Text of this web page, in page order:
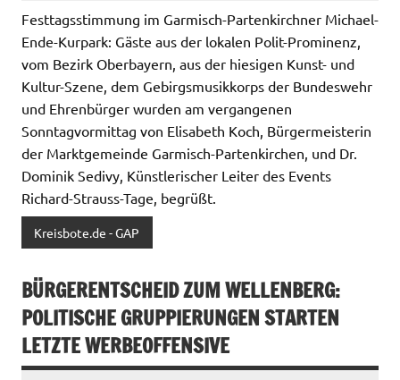
Festtagsstimmung im Garmisch-Partenkirchner Michael-
Ende-Kurpark: Gäste aus der lokalen Polit-Prominenz,
vom Bezirk Oberbayern, aus der hiesigen Kunst- und
Kultur-Szene, dem Gebirgsmusikkorps der Bundeswehr
und Ehrenbürger wurden am vergangenen
Sonntagvormittag von Elisabeth Koch, Bürgermeisterin
der Marktgemeinde Garmisch-Partenkirchen, und Dr.
Dominik Sedivy, Künstlerischer Leiter des Events
Richard-Strauss-Tage, begrüßt.
Kreisbote.de - GAP
BÜRGERENTSCHEID ZUM WELLENBERG:
POLITISCHE GRUPPIERUNGEN STARTEN
LETZTE WERBEOFFENSIVE